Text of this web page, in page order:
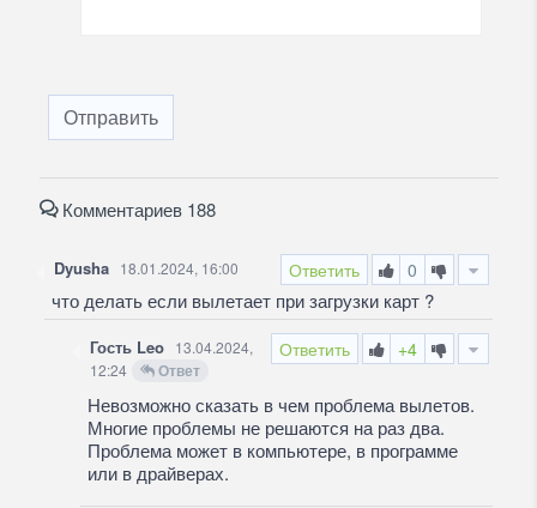
Отправить
Комментариев 188
Ответить 0
Dyusha 18.01.2024, 16:00
что делать если вылетает при загрузки карт ?
Ответить +4
Гость Leo 13.04.2024,
12:24
Ответ
Невозможно сказать в чем проблема вылетов.
Многие проблемы не решаются на раз два.
Проблема может в компьютере, в программе
или в драйверах.